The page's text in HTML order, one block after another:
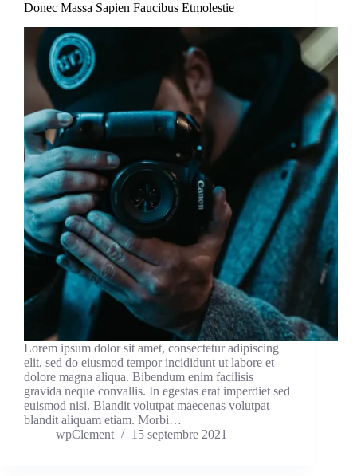
Donec Massa Sapien Faucibus Etmolestie
Lorem ipsum dolor sit amet, consectetur adipiscing
elit, sed do eiusmod tempor incididunt ut labore et
dolore magna aliqua. Bibendum enim facilisis
gravida neque convallis. In egestas erat imperdiet sed
euismod nisi. Blandit volutpat maecenas volutpat
blandit aliquam etiam. Morbi…
wpClement
15 septembre 2021